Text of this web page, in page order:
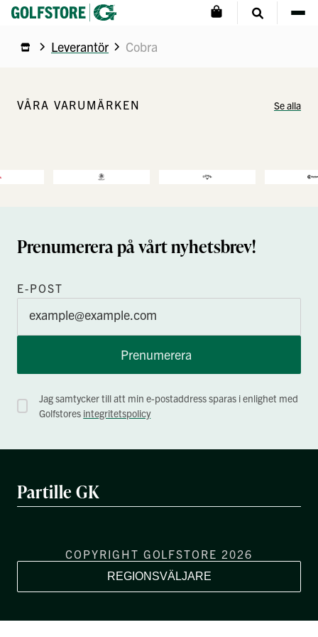
Leverantör Cobra
VÅRA VARUMÄRKEN Se alla
Prenumerera på vårt nyhetsbrev!
E-POST
Prenumerera
Jag samtycker till att min e-postaddress sparas i enlighet med
Golfstores integritetspolicy
Partille GK
COPYRIGHT GOLFSTORE 2026
REGIONSVÄLJARE